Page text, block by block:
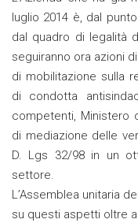
luglio 2014 è, dal
dal quadro di legalità
seguiranno ora azioni
di mobilitazione sulla
di condotta
competenti, Ministero
di mediazione delle
D. Lgs 32/98 in un
settore.
L’Assemblea unitaria
su questi aspetti oltre